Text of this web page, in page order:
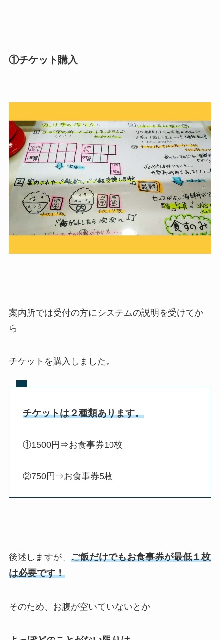
①チケット購入
案内所では受付の方にシステムの説明を受けてか
ら
チケットを購入しました。
チケットは２種類あります。
①1500円⇒お食事券10枚
②750円⇒お食事券5枚
後述しますが、 ご飯だけでもお食事券が最低１枚
は必要です！
そのため、お腹が空いていないとか